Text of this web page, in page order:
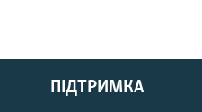
Русский
QırımtatarПІДТРИМКА